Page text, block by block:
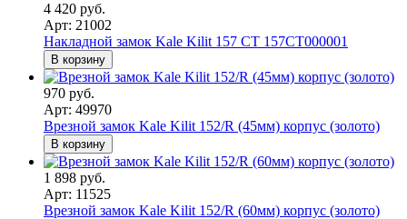
4 420 руб.
Арт: 21002
Накладной замок Kale Kilit 157 CT 157CT000001
В корзину
970 руб.
Арт: 49970
Врезной замок Kale Kilit 152/R (45мм) корпус (золото)
В корзину
1 898 руб.
Арт: 11525
Врезной замок Kale Kilit 152/R (60мм) корпус (золото)